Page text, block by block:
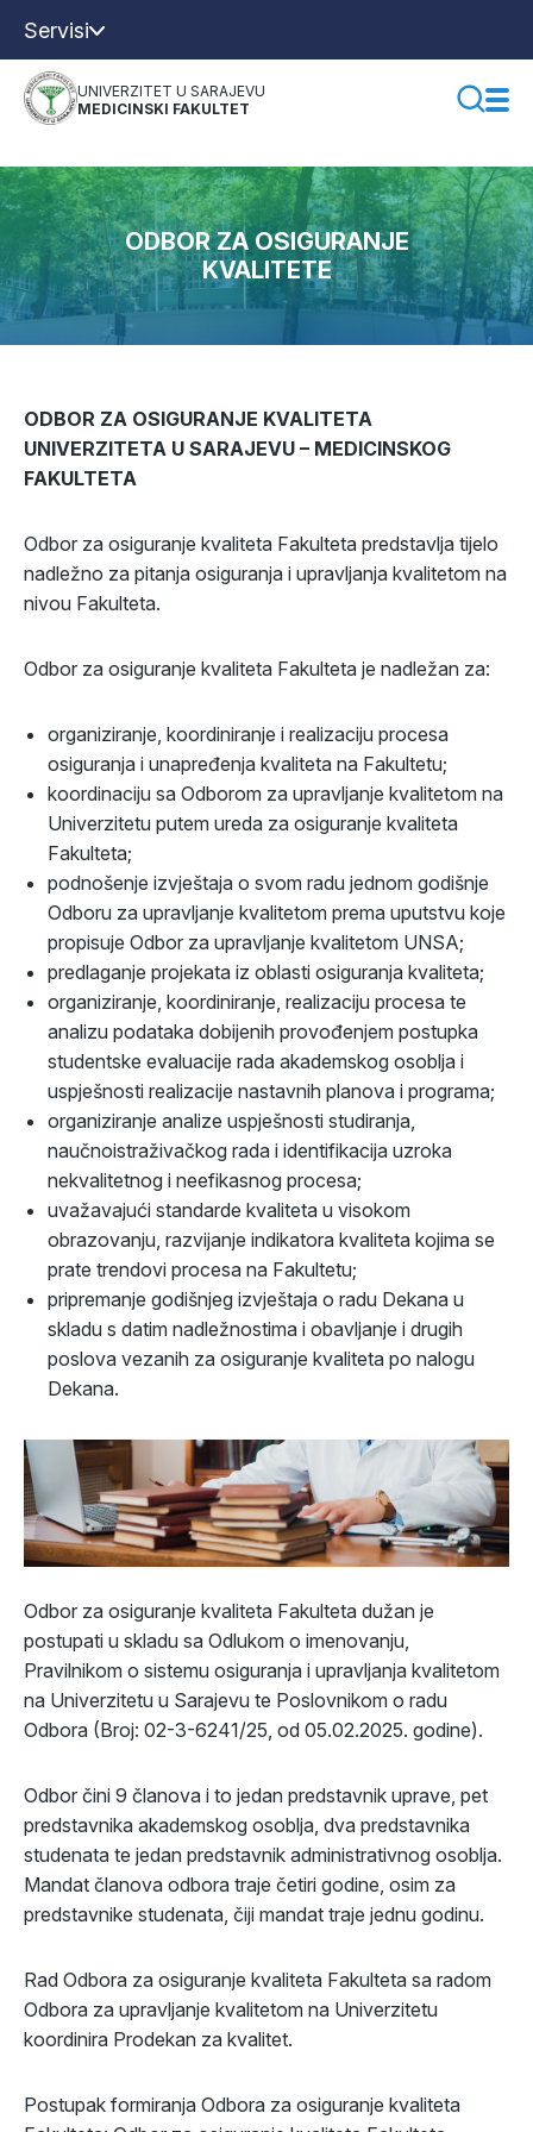
Servisi
UNIVERZITET U SARAJEVU
MEDICINSKI FAKULTET
ODBOR ZA OSIGURANJE
KVALITETE
ODBOR ZA OSIGURANJE KVALITETA
UNIVERZITETA U SARAJEVU – MEDICINSKOG
FAKULTETA
Odbor za osiguranje kvaliteta Fakulteta predstavlja tijelo
nadležno za pitanja osiguranja i upravljanja kvalitetom na
nivou Fakulteta.
Odbor za osiguranje kvaliteta Fakulteta je nadležan za:
organiziranje, koordiniranje i realizaciju procesa
osiguranja i unapređenja kvaliteta na Fakultetu;
koordinaciju sa Odborom za upravljanje kvalitetom na
Univerzitetu putem ureda za osiguranje kvaliteta
Fakulteta;
podnošenje izvještaja o svom radu jednom godišnje
Odboru za upravljanje kvalitetom prema uputstvu koje
propisuje Odbor za upravljanje kvalitetom UNSA;
predlaganje projekata iz oblasti osiguranja kvaliteta;
organiziranje, koordiniranje, realizaciju procesa te
analizu podataka dobijenih provođenjem postupka
studentske evaluacije rada akademskog osoblja i
uspješnosti realizacije nastavnih planova i programa;
organiziranje analize uspješnosti studiranja,
naučnoistraživačkog rada i identifikacija uzroka
nekvalitetnog i neefikasnog procesa;
uvažavajući standarde kvaliteta u visokom
obrazovanju, razvijanje indikatora kvaliteta kojima se
prate trendovi procesa na Fakultetu;
pripremanje godišnjeg izvještaja o radu Dekana u
skladu s datim nadležnostima i obavljanje i drugih
poslova vezanih za osiguranje kvaliteta po nalogu
Dekana.
Odbor za osiguranje kvaliteta Fakulteta dužan je
postupati u skladu sa Odlukom o imenovanju,
Pravilnikom o sistemu osiguranja i upravljanja kvalitetom
na Univerzitetu u Sarajevu te Poslovnikom o radu
Odbora (Broj: 02-3-6241/25, od 05.02.2025. godine).
Odbor čini 9 članova i to jedan predstavnik uprave, pet
predstavnika akademskog osoblja, dva predstavnika
studenata te jedan predstavnik administrativnog osoblja.
Mandat članova odbora traje četiri godine, osim za
predstavnike studenata, čiji mandat traje jednu godinu.
Rad Odbora za osiguranje kvaliteta Fakulteta sa radom
Odbora za upravljanje kvalitetom na Univerzitetu
koordinira Prodekan za kvalitet.
Postupak formiranja Odbora za osiguranje kvaliteta